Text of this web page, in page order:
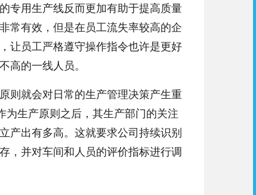
专用生产线反而更加有助于提高质量
常有效，但是在员工流失率较高的企
让员工严格遵守操作指令也许是更好
高的一线人员。
就会对日常的生产管理决策产生重
为生产原则之后，其生产部门的关注
产出有多高。这就要求公司持续识别
，并对车间和人员的评价指标进行调